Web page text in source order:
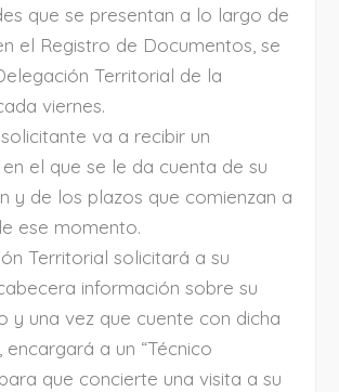
que se presentan a lo largo de
el Registro de Documentos, se
Territorial de la
viernes.
va a recibir un
el que se le da cuenta de su
y de los plazos que comienzan a
ese momento.
Territorial solicitará a su
información sobre su
y una vez que cuente con dicha
encargará a un “Técnico
que concierte una visita a su